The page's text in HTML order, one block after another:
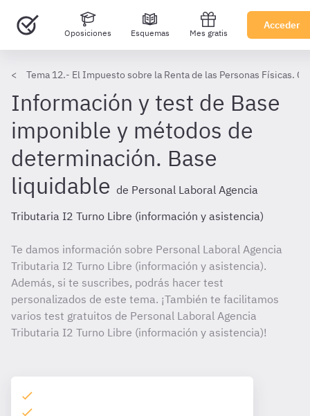
Oposiciones Esquemas Mes gratis
Acceder
Tema 12.- El Impuesto sobre la Renta de las Personas Físicas.
Información y test de Base
imponible y métodos de
determinación. Base
liquidable de Personal Laboral Agencia
Tributaria I2 Turno Libre (información y asistencia)
Te damos información sobre Personal Laboral Agencia
Tributaria I2 Turno Libre (información y asistencia).
Además, si te suscribes, podrás hacer test
personalizados de este tema. ¡También te facilitamos
varios test gratuitos de Personal Laboral Agencia
Tributaria I2 Turno Libre (información y asistencia)!